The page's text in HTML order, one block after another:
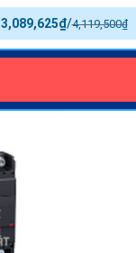
4,119,500₫
/
3,089,625₫